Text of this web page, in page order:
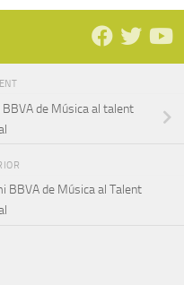
de Música al talent
BBVA de Música al Talent